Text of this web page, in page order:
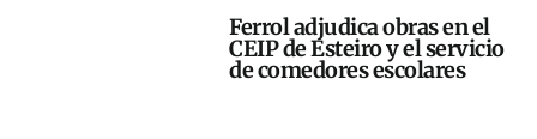
Ferrol adjudica obras en el
CEIP de Esteiro y el servicio
de comedores escolares